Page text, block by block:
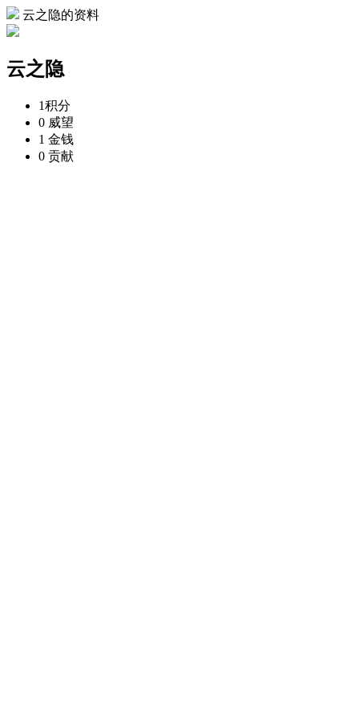
云之隐的资料
云之隐
1积分
0 威望
1 金钱
0 贡献